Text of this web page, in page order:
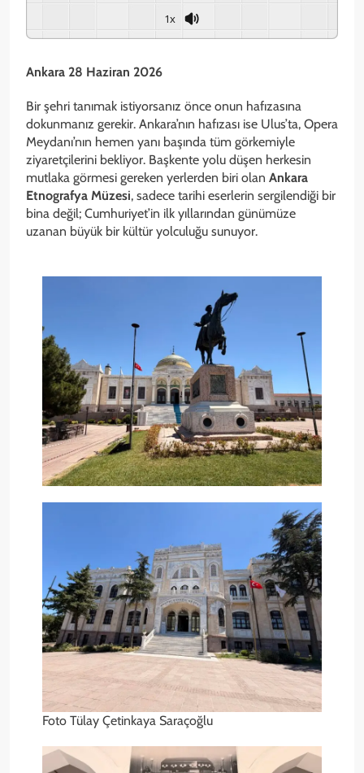
1x
Ankara 28 Haziran 2026
Bir şehri tanımak istiyorsanız önce onun hafızasına
dokunmanız gerekir. Ankara’nın hafızası ise Ulus’ta, Opera
Meydanı’nın hemen yanı başında tüm görkemiyle
ziyaretçilerini bekliyor. Başkente yolu düşen herkesin
mutlaka görmesi gereken yerlerden biri olan Ankara
Etnografya Müzesi, sadece tarihi eserlerin sergilendiği bir
bina değil; Cumhuriyet’in ilk yıllarından günümüze
uzanan büyük bir kültür yolculuğu sunuyor.
Foto Tülay Çetinkaya Saraçoğlu